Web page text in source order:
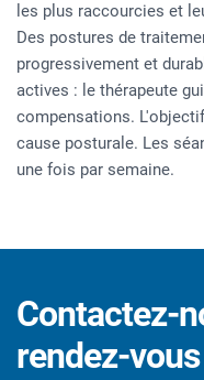
les plus raccourcies et
Des postures de
progressivement et
actives : le thérapeute
compensations.
cause posturale. Les
une fois par semaine.
Contactez-
rendez-vous